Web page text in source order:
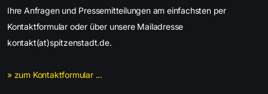
Ihre Anfragen und Pressemitteilungen am einfachsten per
Kontaktformular oder über unsere Mailadresse
kontakt(at)spitzenstadt.de.
» zum Kontaktformular ...